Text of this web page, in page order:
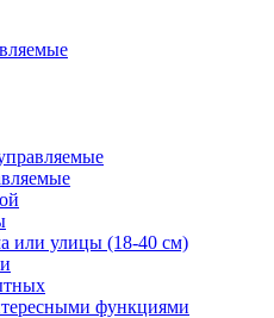
или улицы (18-40 см)
функциями